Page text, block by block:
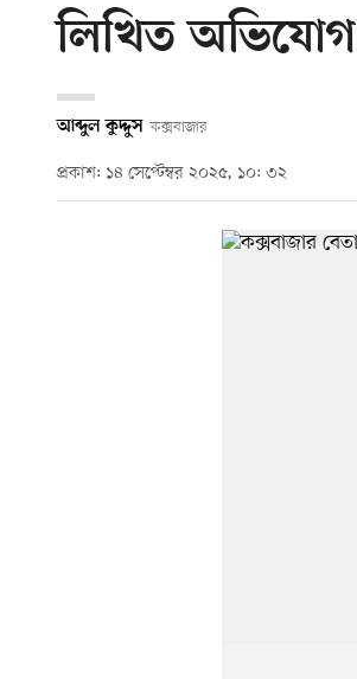
লিখিত অভিযোগ
আব্দুল কুদ্দুস কক্সবাজার
প্রকাশ: ১৪ সেপ্টেম্বর ২০২৫, ১০: ৩২